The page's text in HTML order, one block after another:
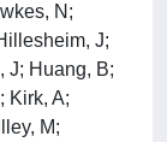
N;
J;
J; Huang, B;
Kirk, A;
M;